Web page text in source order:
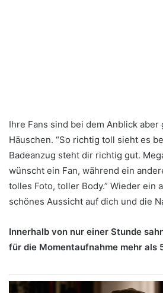
Ihre Fans sind bei dem Anblick aber
Häuschen. “So richtig toll sieht es
Badeanzug steht dir richtig gut.
wünscht ein Fan, während ein
tolles Foto, toller Body.” Wieder ein
schönes Aussicht auf dich und die
Innerhalb von nur einer Stunde
für die Momentaufnahme mehr als